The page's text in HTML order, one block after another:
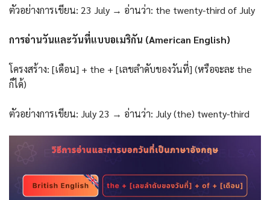
ตัวอย่างการเขียน: 23 July → อ่านว่า: the twenty-third of July
การอ่านวันและวันที่แบบอเมริกัน (American English)
โครงสร้าง: [เดือน] + the + [เลขลำดับของวันที่] (หรือจะละ the
ก็ได้)
ตัวอย่างการเขียน: July 23 → อ่านว่า: July (the) twenty-third